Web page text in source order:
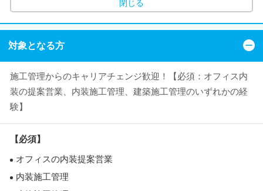
閉じる
対象となる方
施工管理からのキャリアチェンジ歓迎！【必須：オフィス内
装の提案営業、内装施工管理、建築施工管理のいずれかの経
験】
【必須】
オフィスの内装提案営業
内装施工管理